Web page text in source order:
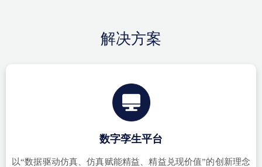
解决方案
数字孪生平台
以“数据驱动仿真、仿真赋能精益、精益兑现价值”的创新理念